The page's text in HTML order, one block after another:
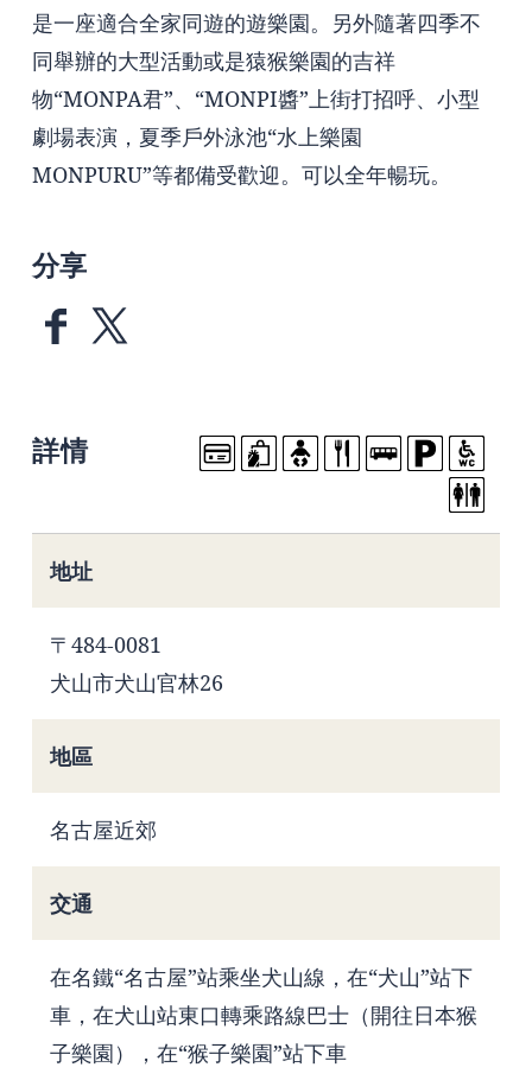
是一座適合全家同遊的遊樂園。另外隨著四季不
同舉辦的大型活動或是猿猴樂園的吉祥
物“MONPA君”、“MONPI醬”上街打招呼、小型
劇場表演，夏季戶外泳池“水上樂園
MONPURU”等都備受歡迎。可以全年暢玩。
分享
詳情
地址
〒484-0081
犬山市犬山官林26
地區
名古屋近郊
交通
在名鐵“名古屋”站乘坐犬山線，在“犬山”站下
車，在犬山站東口轉乘路線巴士（開往日本猴
子樂園），在“猴子樂園”站下車